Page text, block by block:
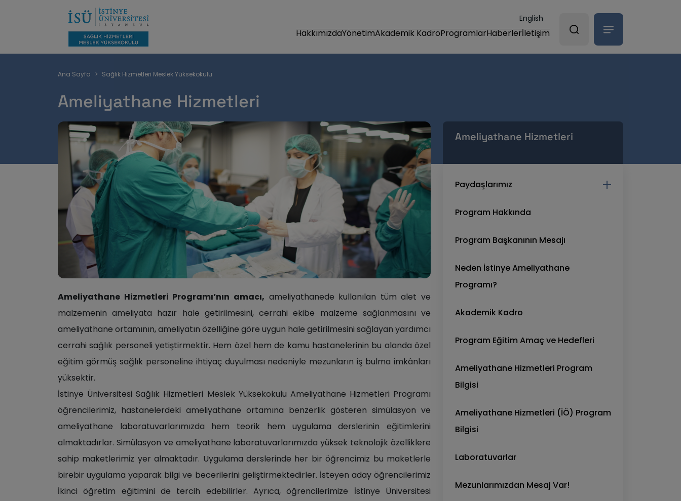
English
HakkımızdaYönetimAkademik KadroProgramlarHaberlerİletişim
Sayfa
yolu
Ana Sayfa Sağlık Hizmetleri Meslek Yüksekokulu
Ameliyathane Hizmetleri
Ameliyathane Hizmetleri Programı’nın amacı, ameliyathanede kullanılan tüm alet ve
malzemenin ameliyata hazır hale getirilmesini, cerrahi ekibe malzeme sağlanmasını ve
ameliyathane ortamının, ameliyatın özelliğine göre uygun hale getirilmesini sağlayan yardımcı
cerrahi sağlık personeli yetiştirmektir. Hem özel hem de kamu hastanelerinin bu alanda özel
eğitim görmüş sağlık personeline ihtiyaç duyulması nedeniyle mezunların iş bulma imkânları
yüksektir.
İstinye Üniversitesi Sağlık Hizmetleri Meslek Yüksekokulu Ameliyathane Hizmetleri Programı
öğrencilerimiz, hastanelerdeki ameliyathane ortamına benzerlik gösteren simülasyon ve
ameliyathane laboratuvarlarımızda hem teorik hem uygulama derslerinin eğitimlerini
almaktadırlar. Simülasyon ve ameliyathane laboratuvarlarımızda yüksek teknolojik özelliklere
sahip maketlerimiz yer almaktadır. Uygulama derslerinde her bir öğrencimiz bu maketlerle
birebir uygulama yaparak bilgi ve becerilerini geliştirmektedirler. İsteyen aday öğrencilerimiz
İkinci öğretim eğitimini de tercih edebilirler. Ayrıca, öğrencilerimize İstinye Üniversitesi
Ameliyathane Hizmetleri
Paydaşlarımız
Program Hakkında
Program Başkanının Mesajı
Neden İstinye Ameliyathane
Programı?
Akademik Kadro
Program Eğitim Amaç ve Hedefleri
Ameliyathane Hizmetleri Program
Bilgisi
Ameliyathane Hizmetleri (İÖ) Program
Bilgisi
Laboratuvarlar
Mezunlarımızdan Mesaj Var!